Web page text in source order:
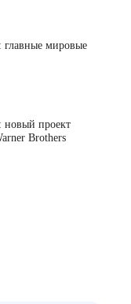
главные мировые
новый проект
Brothers